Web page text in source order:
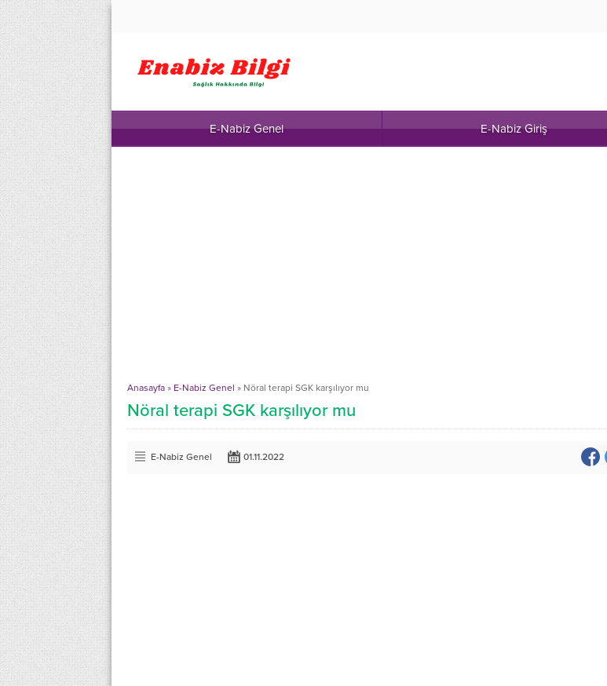
E-Nabiz Genel E-Nabiz Giriş
Anasayfa » E-Nabiz Genel » Nöral terapi SGK karşılıyor mu
Nöral terapi SGK karşılıyor mu
E-Nabiz Genel 01.11.2022